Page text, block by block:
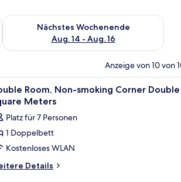
Aug. 7 - Aug. 9.
Nächstes Wochenende
Aug. 14 - Aug. 16
Überprüfe die Verfügbarkeit für nächstes
Anzeige von 10 von
Zimmersafe Hochwertige
5
Room, Non-smoking Corner Double
Meters
Platz für 7 Personen
1 Doppelbett
Kostenloses WLAN
Details